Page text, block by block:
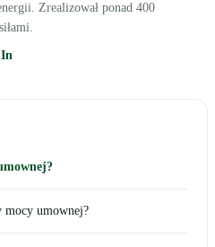
Zrealizował ponad 400
mocy umownej?